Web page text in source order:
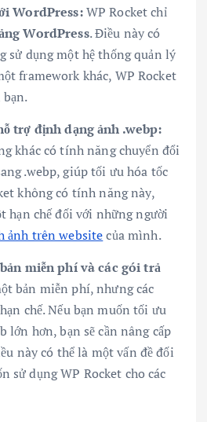
WordPress:WP Rocket chỉ
WordPress. Điều này có
sử dụng một hệ thống quản lý
framework khác, WP Rocket
bạn.
trợ định dạng ảnh .webp:
khác có tính năng chuyển đổi
.webp, giúp tối ưu hóa tốc
không có tính năng này,
hạn chế đối với những người
ảnh trên websitecủa mình.
miễn phí và các gói trả
bản miễn phí, nhưng các
chế. Nếu bạn muốn tối ưu
lớn hơn, bạn sẽ cần nâng cấp
này có thể là một vấn đề đối
sử dụng WP Rocket cho các